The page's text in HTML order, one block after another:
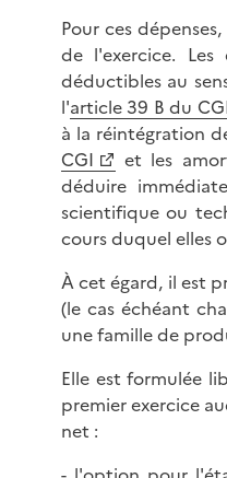
Pour ces
de l'exercice.
déductibles au
l'article 39 B du
à la réintégration
CGI
et les
déduire
scientifique ou
cours duquel elles
À cet égard, il est
(le cas échéant
une famille de
Elle est formulée
premier exercice
net :